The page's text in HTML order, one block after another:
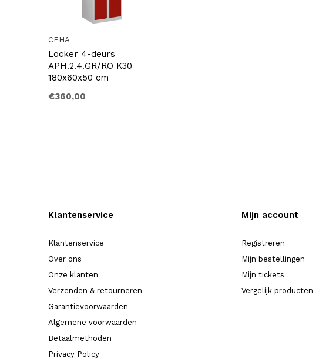
CEHA
Locker 4-deurs
APH.2.4.GR/RO K30
180x60x50 cm
€360,00
Klantenservice
Klantenservice
Over ons
Onze klanten
Verzenden & retourneren
Garantievoorwaarden
Algemene voorwaarden
Betaalmethoden
Privacy Policy
Mijn account
Registreren
Mijn bestellingen
Mijn tickets
Vergelijk producten